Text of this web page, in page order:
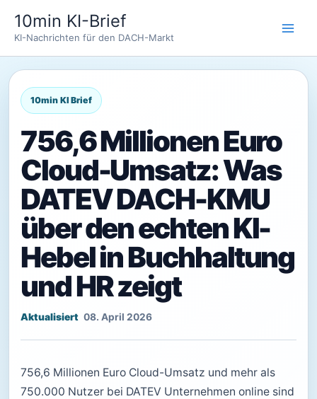
Inhalt
springen
10min KI-Brief
KI-Nachrichten für den DACH-Markt
756,6 Millionen Euro
Cloud-Umsatz: Was
DATEV DACH-KMU
über den echten KI-
Hebel in Buchhaltung
und HR zeigt
08. April 2026
756,6 Millionen Euro Cloud-Umsatz und mehr als
750.000 Nutzer bei DATEV Unternehmen online sind